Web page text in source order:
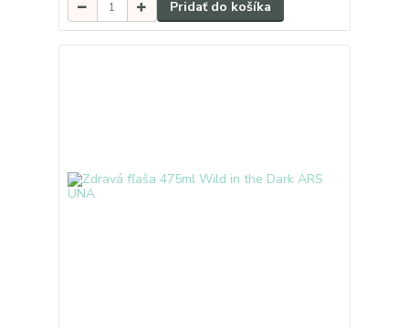
Pridať do košíka